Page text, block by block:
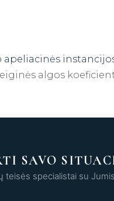
apeliacinės
algos
SAVO
teisės specialistai su